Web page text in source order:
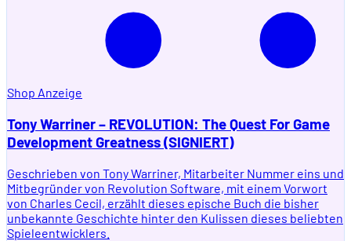
Shop Anzeige
Tony Warriner – REVOLUTION: The Quest For Game
Development Greatness (SIGNIERT)
Geschrieben von Tony Warriner, Mitarbeiter Nummer eins und
Mitbegründer von Revolution Software, mit einem Vorwort
von Charles Cecil, erzählt dieses epische Buch die bisher
unbekannte Geschichte hinter den Kulissen dieses beliebten
Spieleentwicklers.